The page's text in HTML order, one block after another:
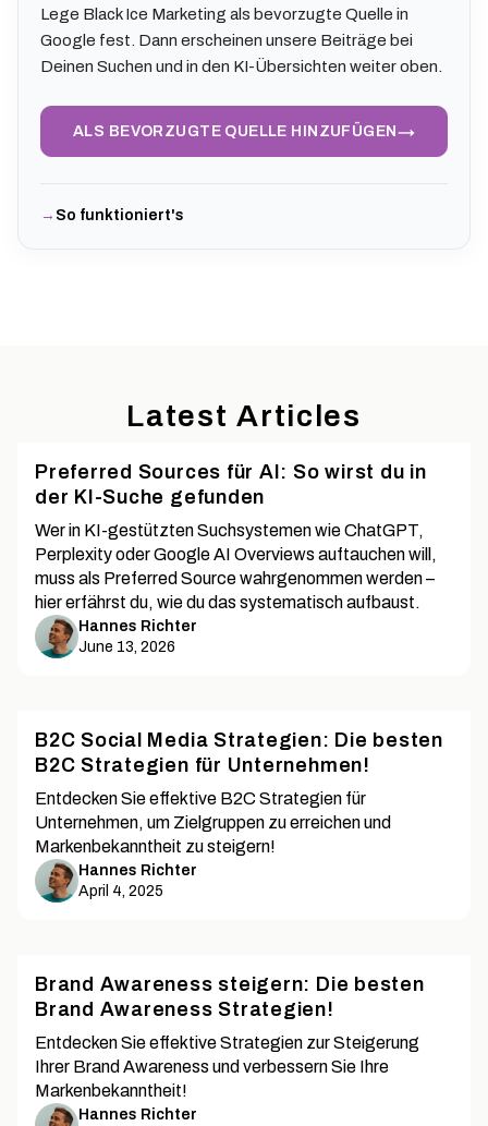
Lege Black Ice Marketing als bevorzugte Quelle in
Google fest. Dann erscheinen unsere Beiträge bei
Deinen Suchen und in den KI-Übersichten weiter oben.
ALS BEVORZUGTE QUELLE HINZUFÜGEN →
So funktioniert's
Latest Articles
Preferred Sources für AI: So wirst du in
der KI-Suche gefunden
Wer in KI-gestützten Suchsystemen wie ChatGPT,
Perplexity oder Google AI Overviews auftauchen will,
muss als Preferred Source wahrgenommen werden –
hier erfährst du, wie du das systematisch aufbaust.
Hannes Richter
June 13, 2026
B2C Social Media Strategien: Die besten
B2C Strategien für Unternehmen!
Entdecken Sie effektive B2C Strategien für
Unternehmen, um Zielgruppen zu erreichen und
Markenbekanntheit zu steigern!
Hannes Richter
April 4, 2025
Brand Awareness steigern: Die besten
Brand Awareness Strategien!
Entdecken Sie effektive Strategien zur Steigerung
Ihrer Brand Awareness und verbessern Sie Ihre
Markenbekanntheit!
Hannes Richter